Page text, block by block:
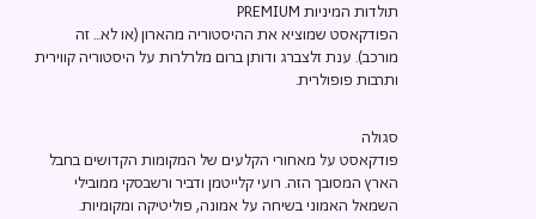
תולדות המיניות PREMIUM
הפודקאסט שמוציא את ההיסטוריה מהארון (או לא... זה
מורכב). ענת זלצברג ודותן ברום מלרלרות על היסטוריה קווירית
ותרבות פופולרית.
סגולה
פודקאסט על מאחורי הקלעים של המקומות הקדושים בחבל
הארץ המסובך הזה. רועי קלייטמן ודביר ורשבסקי ממובילי
השמאל האמוני בשיחה על אמונה, פוליטיקה ומקומיות.